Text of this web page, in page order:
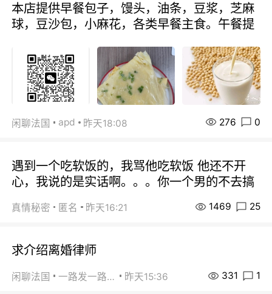
本店提供早餐包子，馒头，油条，豆浆，芝麻
球，豆沙包，小麻花，各类早餐主食。午餐提
闲聊法国 apd 昨天18:08 276 0
遇到一个吃软饭的，我骂他吃软饭 他还不开
心，我说的是实话啊。。。你一个男的不去搞
真情秘密 匿名 昨天16:21 1469 25
求介绍离婚律师
闲聊法国 一路发一路发 昨天15:36 331 1